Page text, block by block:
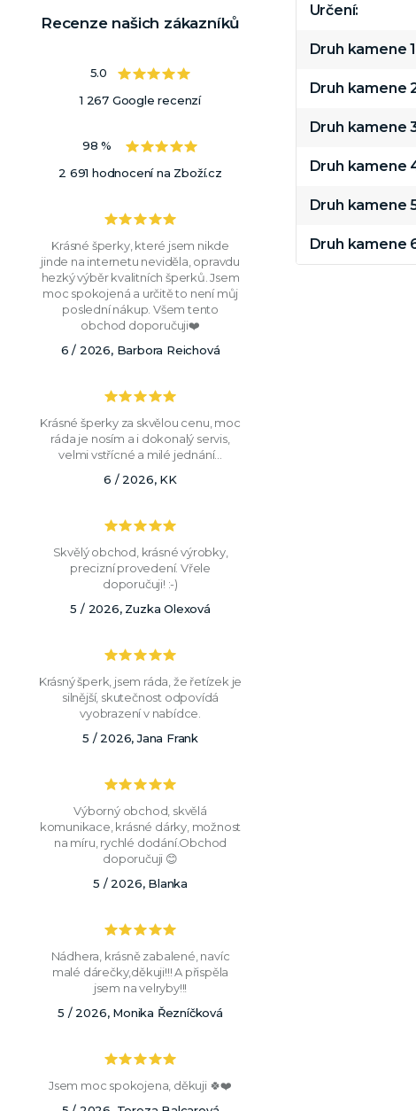
Recenze našich zákazníků
5.0
1 267 Google recenzí
98 %
2 691 hodnocení na Zboží.cz
Krásné šperky, které jsem nikde
jinde na internetu neviděla, opravdu
hezký výběr kvalitních šperků. Jsem
moc spokojená a určitě to není můj
poslední nákup. Všem tento
obchod doporučuji❤️
6 / 2026, Barbora Reichová
Krásné šperky za skvělou cenu, moc
ráda je nosím a i dokonalý servis,
velmi vstřícné a milé jednání...
6 / 2026, KK
Skvělý obchod, krásné výrobky,
precizní provedení. Vřele
doporučuji! :-)
5 / 2026, Zuzka Olexová
Krásný šperk, jsem ráda, že řetízek je
silnější, skutečnost odpovídá
vyobrazení v nabídce.
5 / 2026, Jana Frank
Výborný obchod, skvělá
komunikace, krásné dárky, možnost
na míru, rychlé dodání.Obchod
doporučuji 😊
5 / 2026, Blanka
Nádhera, krásně zabalené, navíc
malé dárečky,děkuji!!! A přispěla
jsem na velryby!!!
5 / 2026, Monika Řezníčková
Jsem moc spokojena, děkuji 🍀❤️
Určení
Druh kamene 1
Druh kamene
Druh kamene
Druh kamene
Druh kamene
Druh kamene